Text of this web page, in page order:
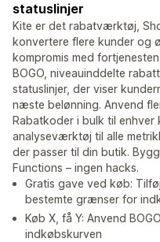
statuslinjer
Kite er det rabatværktøj,
konvertere flere kunder og
kompromis med
BOGO, niveauinddelte
statuslinjer, der viser
næste belønning. Anvend
Rabatkoder i bulk til
analyseværktøj til alle
der passer til din butik.
Functions – ingen hacks.
Gratis gave ved køb:
bestemte grænser for
Køb X, få Y: Anvend
indkøbskurven